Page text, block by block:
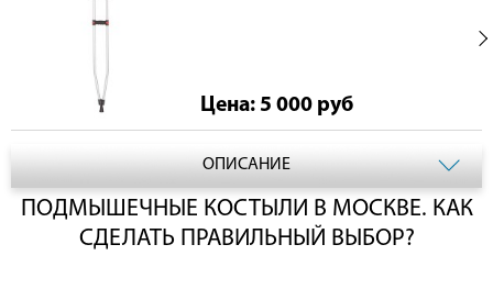
Цена: 5 000 руб
ОПИСАНИЕ
ПОДМЫШЕЧНЫЕ КОСТЫЛИ В МОСКВЕ. КАК
СДЕЛАТЬ ПРАВИЛЬНЫЙ ВЫБОР?